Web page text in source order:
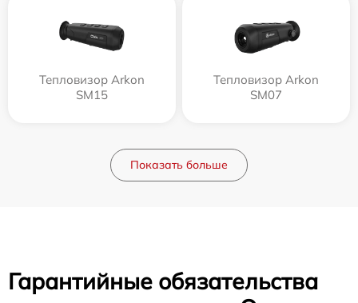
Тепловизор Arkon
SM15
Тепловизор Arkon
SM07
Показать больше
Гарантийные обязательства